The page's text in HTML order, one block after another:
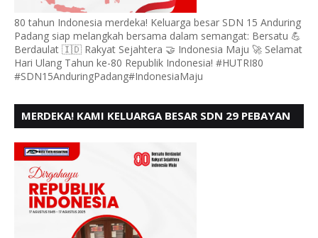
80 tahun Indonesia merdeka! Keluarga besar SDN 15 Anduring
Padang siap melangkah bersama dalam semangat: Bersatu 💪
Berdaulat 🇮🇩 Rakyat Sejahtera 🤝 Indonesia Maju 🚀 Selamat
Hari Ulang Tahun ke-80 Republik Indonesia! #HUTRI80
#SDN15AnduringPadang#IndonesiaMaju
MERDEKA! KAMI KELUARGA BESAR SDN 29 PEBAYAN
KE - 80